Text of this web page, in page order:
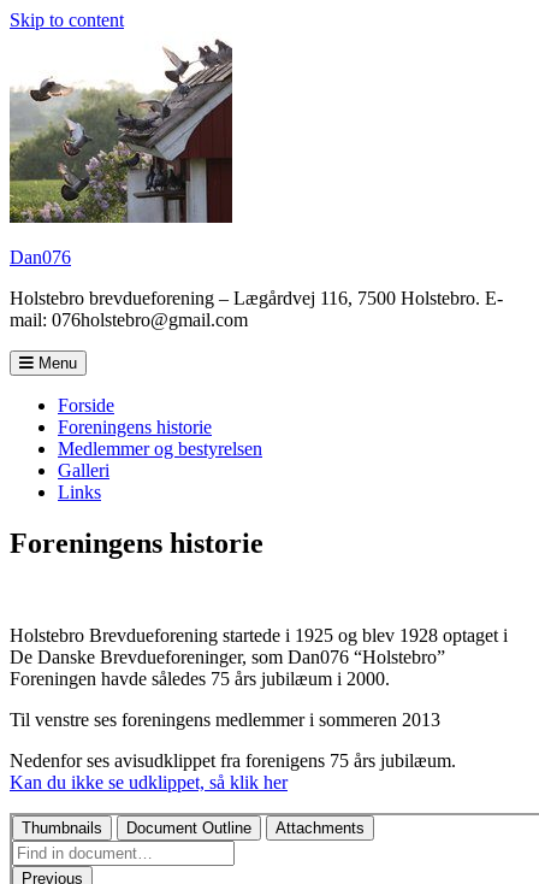
Skip to content
Dan076
Holstebro brevdueforening – Lægårdvej 116, 7500 Holstebro. E-
mail: 076holstebro@gmail.com
Menu
Forside
Foreningens historie
Medlemmer og bestyrelsen
Galleri
Links
Foreningens historie
Holstebro Brevdueforening startede i 1925 og blev 1928 optaget i
De Danske Brevdueforeninger, som Dan076 “Holstebro”
Foreningen havde således 75 års jubilæum i 2000.
Til venstre ses foreningens medlemmer i sommeren 2013
Nedenfor ses avisudklippet fra forenigens 75 års jubilæum.
Kan du ikke se udklippet, så klik her